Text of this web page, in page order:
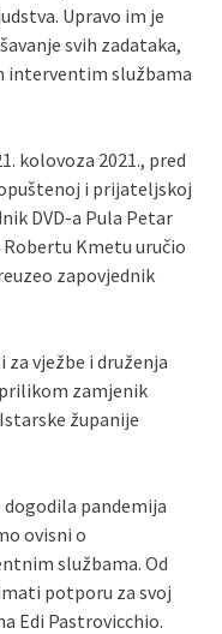
Upravo im je
svih zadataka,
interventim službama
kolovoza 2021., pred
i prijateljskoj
DVD-a Pula Petar
Robertu Kmetu uručio
zapovjednik
za vježbe i druženja
zamjenik
županije
dogodila pandemija
ovisni o
službama. Od
potporu za svoj
Edi Pastrovicchio.